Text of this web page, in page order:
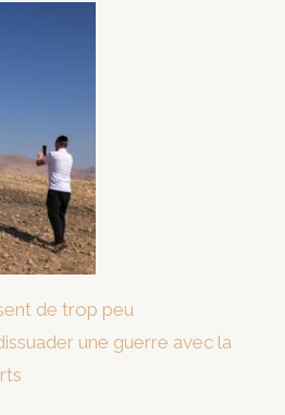
de trop peu
une guerre avec la